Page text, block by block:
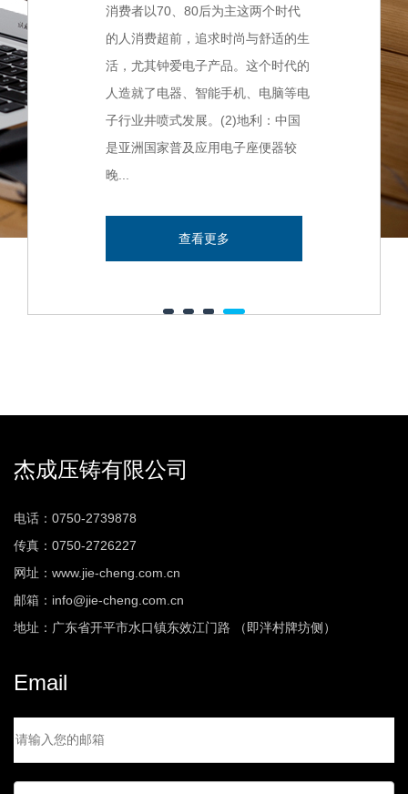
消费者以70、80后为主这两个时代
的人消费超前，追求时尚与舒适的生
活，尤其钟爱电子产品。这个时代的
人造就了电器、智能手机、电脑等电
子行业井喷式发展。(2)地利：中国
是亚洲国家普及应用电子座便器较
晚...
查看更多
杰成压铸有限公司
电话：0750-2739878
传真：0750-2726227
网址：www.jie-cheng.com.cn
邮箱：info@jie-cheng.com.cn
地址：广东省开平市水口镇东效江门路 （即泮村牌坊侧）
Email